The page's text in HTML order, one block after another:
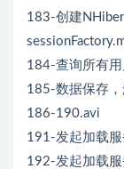
183-创建
184-查询所有
185-数据保存
186-190.avi
191-发起加载
192-发起加载